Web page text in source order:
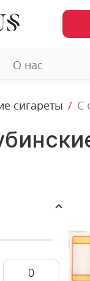
О нас
сигареты С